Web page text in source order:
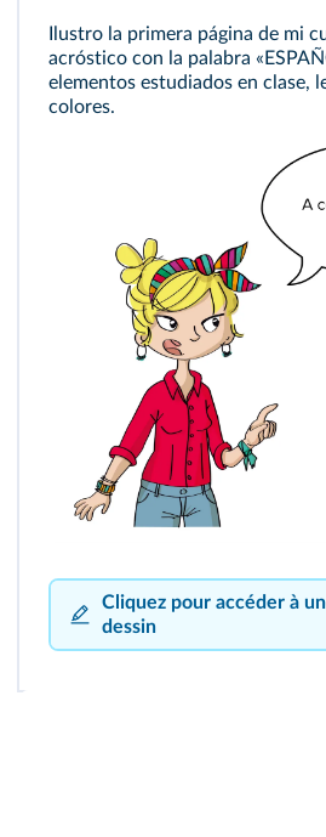
Ilustro la primera página de mi
acróstico con la palabra
elementos estudiados en clase,
colores.
Cliquez pour accéder à
dessin